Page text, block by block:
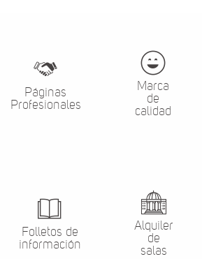
Páginas
Profesionales
Marca
de
calidad
Folletos de
información
Alquiler
de
salas